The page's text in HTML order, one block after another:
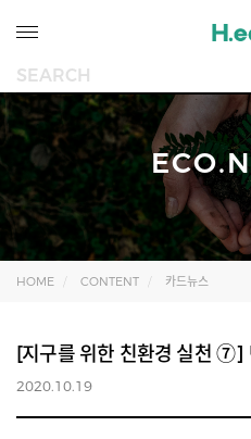
HOME CONTENT 카드뉴스
[지구를 위한 친환경 실천 ⑦]
2020.10.19